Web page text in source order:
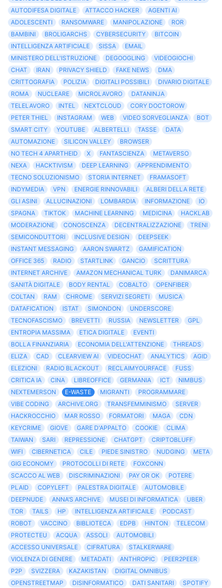
AUTODIFESA DIGITALE
ATTACCO HACKER
AGENTI AI
ADOLESCENTI
RANSOMWARE MANIPOLAZIONE
ROR
BAMBINI
BROLIGARCHS CYBERSECURITY
BITCOIN
INTELLIGENZA ARTIFICIALE
SISSA
EMAIL
MINISTERO DELL'ISTRUZIONE
DEGOOGLING
VIDEOGIOCHI
CHAT
IRAN PRIVACY SHIELD FAKE NEWS
DMA
CRITTOGRAFIA
POLIZIA DIGITALI POSSIBILI
DIVARIO DIGITALE
ROMA
NUCLEARE MICROLAVORO
DATANINJA
TELELAVORO
INTEL NEXTCLOUD
CORY DOCTOROW
PETER THIEL
INSTAGRAM WEB VIDEO SORVEGLIANZA
BOT
SMART CITY
YOUTUBE ALBERTELLI TASSE
DATA
AUTOMAZIONE
SILICON VALLEY
BROWSER
NO TECH 4 APARTHEID
X FANTASCIENZA
METAVERSO
NEXA
HACKTIVISM DEEP LEARNING
APPRENDIMENTO
TECNO SOLUZIONISMO
STORIA INTERNET
FRAMASOFT
INDYMEDIA
VPN ENERGIE RINNOVABILI
ALBERI DELLA RETE
GLI ASINI
ALLUCINAZIONI LOMBARDIA INFORMAZIONE
IO
SPAGNA
TIKTOK MACHINE LEARNING MEDICINA
HACKLAB
MODERAZIONE
CONOSCENZA DECENTRALIZZAZIONE
TRENI
SEMICONDUTTORI
INCLUSIVE DESIGN
DEEPSEEK
INSTANT MESSAGING
AARON SWARTZ
GAMIFICATION
OFFICE 365
RADIO STARTLINK GANCIO
SCRITTURA
INTERNET ARCHIVE
AMAZON MECHANICAL TURK
DANIMARCA
SANITÀ DIGITALE
BODY RENTAL COBALTO
OPENFIBER
COLTAN
RAM CHROME SERVIZI SEGRETI
MUSICA
DATAFICATION
ISTAT SIMONDON
UNDERSCORE
TECNOFASCISMO
BREVETTI RUSSIA NEWSLETTER
GPL
ENTROPIA MASSIMA
ETICA DIGITALE
EVENTI
BOLLA FINANZIARIA
ECONOMIA DELL'ATTENZIONE
THREADS
ELIZA
CAD CLEARVIEW AI VIDEOCHAT ANALYTICS
AGID
ELEZIONI
RADIO BLACKOUT RECLAIMYOURFACE
FUSS
CRITICA IA
CINA LIBREOFFICE GERMANIA ICT
NIMBUS
NEXTEMERSON
E-WASTE MIGRANTI
PROGRAMMARE
VIBE CODING
ARCHIVE.ORG TRANSFEMMINISMO
SERVER
HACKROCCHIO
MAR ROSSO FORMATORI MAGA
CDN
KEYCRIME
GIOVE GARE D'APPALTO COOKIE
CLIMA
TAIWAN
SARI REPRESSIONE CHATGPT
CRIPTOBLUFF
WIFI
CIBERNETICA CILE PIEDE SINISTRO NUDGING
META
GIG ECONOMY
PROTOCOLLI DI RETE
FOXCONN
SCACCO AL WEB
DISCRIMINAZIONI PAY OR OK
POTERE
PLAID
COPYLEFT PALESTRA DIGITALE
AUTOMOBILE
DEEPNUDE
ANNA’S ARCHIVE MUSEI DI INFORMATICA
UBER
TOR
TAILS HP INTELLIGENZA ARTIFICAILE
PODCAST
ROBOT
VACCINO BIBLIOTECA EDPB HINTON
TELECOM
PROTECTEU
ACQUA ASSOLI
AUTOMOBILI
ACCESSO UNIVERSALE
CIFRATURA
STALKERWARE
VIOLENZA DI GENERE
METADATI ANTHROPIC
PEER2PEER
P2P
SVIZZERA KAZAKISTAN
DIGITAL OMNIBUS
OPENSTREETMAP
DISINFORMATICO DATI SANITARI
SPOTIFY